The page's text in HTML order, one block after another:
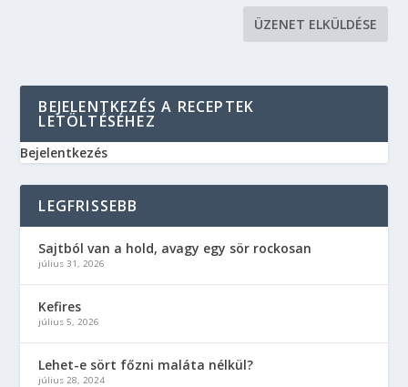
BEJELENTKEZÉS A RECEPTEK
LETÖLTÉSÉHEZ
Bejelentkezés
LEGFRISSEBB
Sajtból van a hold, avagy egy sör rockosan
július 31, 2026
Kefires
július 5, 2026
Lehet-e sört főzni maláta nélkül?
július 28, 2024